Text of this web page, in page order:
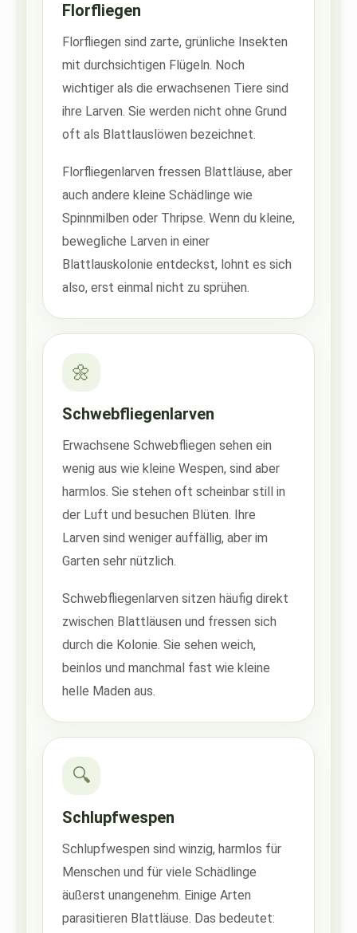
Florfliegen
Florfliegen sind zarte, grünliche Insekten
mit durchsichtigen Flügeln. Noch
wichtiger als die erwachsenen Tiere sind
ihre Larven. Sie werden nicht ohne Grund
oft als Blattlauslöwen bezeichnet.
Florfliegenlarven fressen Blattläuse, aber
auch andere kleine Schädlinge wie
Spinnmilben oder Thripse. Wenn du kleine,
bewegliche Larven in einer
Blattlauskolonie entdeckst, lohnt es sich
also, erst einmal nicht zu sprühen.
🌼
Schwebfliegenlarven
Erwachsene Schwebfliegen sehen ein
wenig aus wie kleine Wespen, sind aber
harmlos. Sie stehen oft scheinbar still in
der Luft und besuchen Blüten. Ihre
Larven sind weniger auffällig, aber im
Garten sehr nützlich.
Schwebfliegenlarven sitzen häufig direkt
zwischen Blattläusen und fressen sich
durch die Kolonie. Sie sehen weich,
beinlos und manchmal fast wie kleine
helle Maden aus.
🔍
Schlupfwespen
Schlupfwespen sind winzig, harmlos für
Menschen und für viele Schädlinge
äußerst unangenehm. Einige Arten
parasitieren Blattläuse. Das bedeutet: